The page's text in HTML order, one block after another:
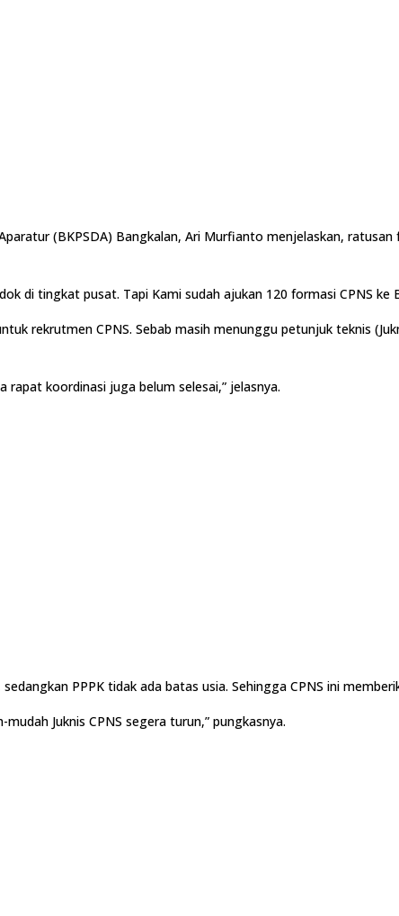
(BKPSDA) Bangkalan, Ari Murfianto menjelaskan,
di tingkat pusat. Tapi Kami sudah ajukan 120 formasi CPNS ke
rekrutmen CPNS. Sebab masih menunggu petunjuk teknis
rapat koordinasi juga belum selesai,” jelasnya.
PPPK tidak ada batas usia. Sehingga CPNS ini
Juknis CPNS segera turun,” pungkasnya.